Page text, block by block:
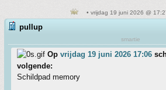
• vrijdag 19 juni 2026 @
pullup
smartie
Op vrijdag 19 juni 2026 17:06
volgende:
Schildpad memory